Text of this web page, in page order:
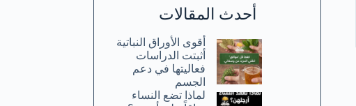
أحدث المقالات
أقوى الأوراق النباتية
أثبتت الدراسات
فعاليتها في دعم
الجسم
لماذا تضع النساء